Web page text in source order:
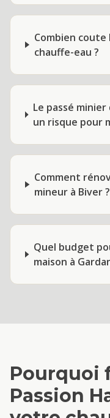
Combien
chauffe-eau ?
Le passé
un risque pour
Comment
mineur à Biver ?
Quel budget
maison à
Pourquoi
Passion